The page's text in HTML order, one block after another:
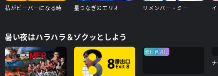
私がビーバーになる時 星つなぎのエリオ リメンバー・ミー
暑い夜はハラハラ＆ゾクッとしよう
無料見逃し